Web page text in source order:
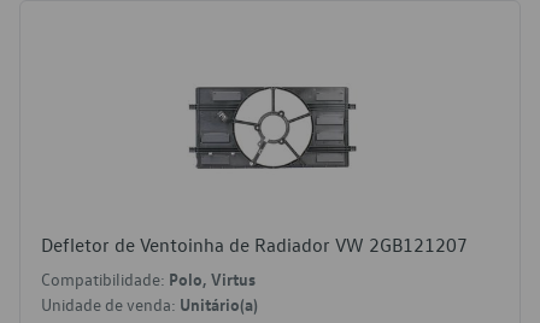
Defletor de Ventoinha de Radiador VW 2GB121207
Compatibilidade: Polo, Virtus
Unidade de venda: Unitário(a)